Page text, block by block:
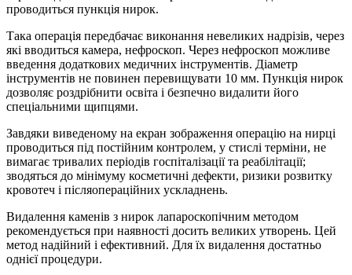
проводиться пункція нирок.
Така операція передбачає виконання невеликих надрізів, через
які вводиться камера, нефроскоп. Через нефроскоп можливе
введення додаткових медичних інструментів. Діаметр
інструментів не повинен перевищувати 10 мм. Пункція нирок
дозволяє роздрібнити освіта і безпечно видалити його
спеціальними щипцями.
Завдяки виведеному на екран зображення операцію на нирці
проводиться під постійним контролем, у стислі терміни, не
вимагає тривалих періодів госпіталізації та реабілітації;
зводяться до мінімуму косметичні дефекти, ризики розвитку
кровотеч і післяопераційних ускладнень.
Видалення каменів з нирок лапароскопічним методом
рекомендується при наявності досить великих утворень. Цей
метод надійний і ефективний. Для їх видалення достатньо
однієї процедури.